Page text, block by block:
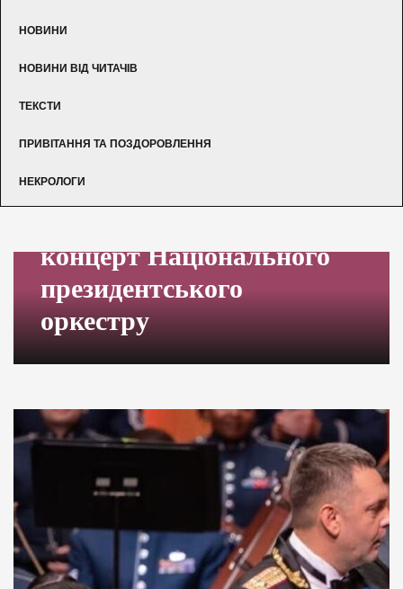
НОВИНИ
НОВИНИ ВІД ЧИТАЧІВ
ТЕКСТИ
ПРИВІТАННЯ ТА ПОЗДОРОВЛЕННЯ
НЕКРОЛОГИ
концерт Національного
президентського
оркестру